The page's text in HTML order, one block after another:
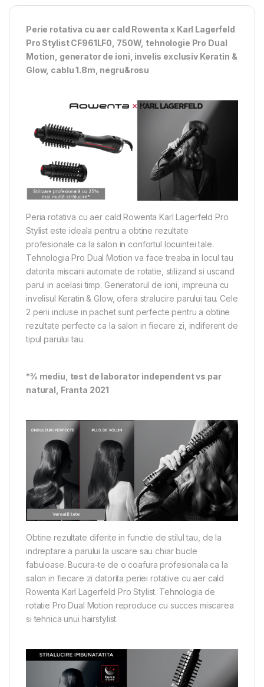
Perie rotativa cu aer cald Rowenta x Karl Lagerfeld
Pro Stylist CF961LF0, 750W, tehnologie Pro Dual
Motion, generator de ioni, invelis exclusiv Keratin &
Glow, cablu 1.8m, negru&rosu
Peria rotativa cu aer cald Rowenta Karl Lagerfeld Pro
Stylist este ideala pentru a obtine rezultate
profesionale ca la salon in confortul locuintei tale.
Tehnologia Pro Dual Motion va face treaba in locul tau
datorita miscarii automate de rotatie, stilizand si uscand
parul in acelasi timp. Generatorul de ioni, impreuna cu
invelisul Keratin & Glow, ofera stralucire parului tau. Cele
2 perii incluse in pachet sunt perfecte pentru a obtine
rezultate perfecte ca la salon in fiecare zi, indiferent de
tipul parului tau.
*% mediu, test de laborator independent vs par
natural, Franta 2021
Obtine rezultate diferite in functie de stilul tau, de la
indreptare a parului la uscare sau chiar bucle
fabuloase. Bucura-te de o coafura profesionala ca la
salon in fiecare zi datorita periei rotative cu aer cald
Rowenta Karl Lagerfeld Pro Stylist. Tehnologia de
rotatie Pro Dual Motion reproduce cu succes miscarea
si tehnica unui hairstylist.